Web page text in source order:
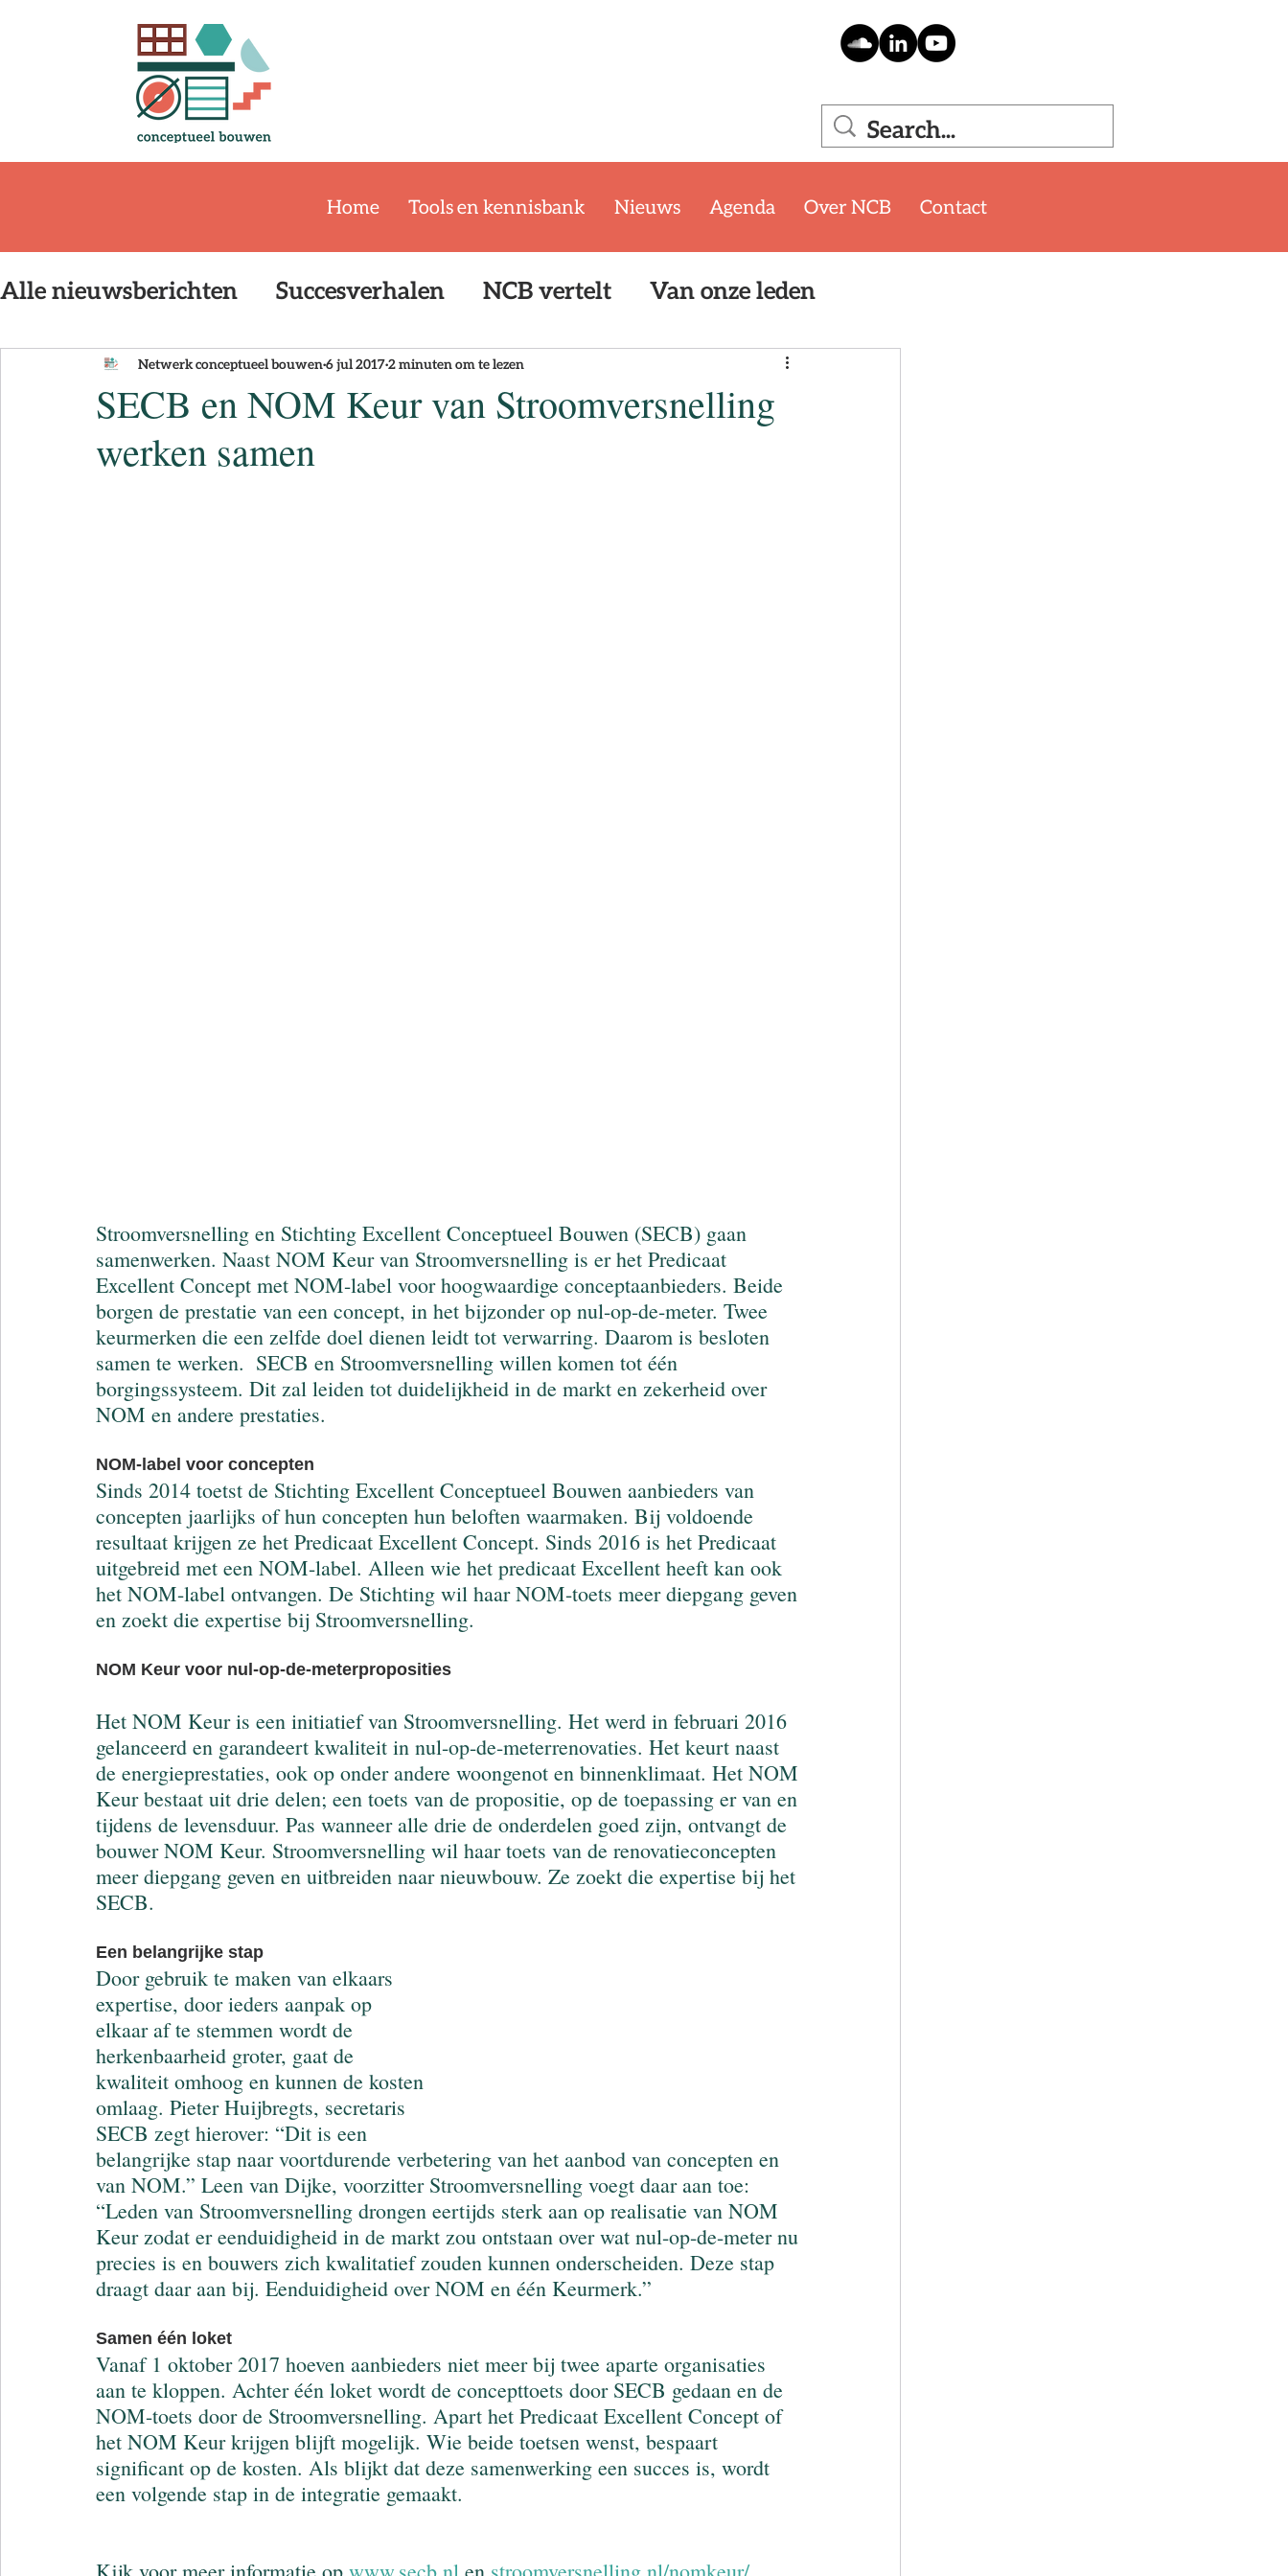
Home Tools en kennisbank Nieuws Agenda Over NCB Contact
Alle nieuwsberichten Succesverhalen NCB vertelt Van onze leden
Publicatie De Bouwstroom WKB SYTYCB Challenge '25/'26
NCB Magazine
SECB en NOM Keur van Stroomversnelling
werken samen
Netwerk conceptueel bouwen6 jul 20172 minuten om te lezen
Stroomversnelling en Stichting Excellent Conceptueel Bouwen (SECB) gaan
samenwerken. Naast NOM Keur van Stroomversnelling is er het Predicaat
Excellent Concept met NOM-label voor hoogwaardige conceptaanbieders. Beide
borgen de prestatie van een concept, in het bijzonder op nul-op-de-meter. Twee
keurmerken die een zelfde doel dienen leidt tot verwarring. Daarom is besloten
samen te werken.  SECB en Stroomversnelling willen komen tot één
borgingssysteem. Dit zal leiden tot duidelijkheid in de markt en zekerheid over
NOM en andere prestaties.
NOM-label voor concepten
Sinds 2014 toetst de Stichting Excellent Conceptueel Bouwen aanbieders van
concepten jaarlijks of hun concepten hun beloften waarmaken. Bij voldoende
resultaat krijgen ze het Predicaat Excellent Concept. Sinds 2016 is het Predicaat
uitgebreid met een NOM-label. Alleen wie het predicaat Excellent heeft kan ook
het NOM-label ontvangen. De Stichting wil haar NOM-toets meer diepgang geven
en zoekt die expertise bij Stroomversnelling.
NOM Keur voor nul-op-de-meterproposities
Het NOM Keur is een initiatief van Stroomversnelling. Het werd in februari 2016
gelanceerd en garandeert kwaliteit in nul-op-de-meterrenovaties. Het keurt naast
de energieprestaties, ook op onder andere woongenot en binnenklimaat. Het NOM
Keur bestaat uit drie delen; een toets van de propositie, op de toepassing er van en
tijdens de levensduur. Pas wanneer alle drie de onderdelen goed zijn, ontvangt de
bouwer NOM Keur. Stroomversnelling wil haar toets van de renovatieconcepten
meer diepgang geven en uitbreiden naar nieuwbouw. Ze zoekt die expertise bij het
SECB.
Een belangrijke stap
Door gebruik te maken van elkaars
expertise, door ieders aanpak op
elkaar af te stemmen wordt de
herkenbaarheid groter, gaat de
kwaliteit omhoog en kunnen de kosten
omlaag. Pieter Huijbregts, secretaris
SECB zegt hierover: “Dit is een
belangrijke stap naar voortdurende verbetering van het aanbod van concepten en
van NOM.” Leen van Dijke, voorzitter Stroomversnelling voegt daar aan toe:
“Leden van Stroomversnelling drongen eertijds sterk aan op realisatie van NOM
Keur zodat er eenduidigheid in de markt zou ontstaan over wat nul-op-de-meter nu
precies is en bouwers zich kwalitatief zouden kunnen onderscheiden. Deze stap
draagt daar aan bij. Eenduidigheid over NOM en één Keurmerk.”
Samen één loket
Vanaf 1 oktober 2017 hoeven aanbieders niet meer bij twee aparte organisaties
aan te kloppen. Achter één loket wordt de concepttoets door SECB gedaan en de
NOM-toets door de Stroomversnelling. Apart het Predicaat Excellent Concept of
het NOM Keur krijgen blijft mogelijk. Wie beide toetsen wenst, bespaart
significant op de kosten. Als blijkt dat deze samenwerking een succes is, wordt
een volgende stap in de integratie gemaakt.